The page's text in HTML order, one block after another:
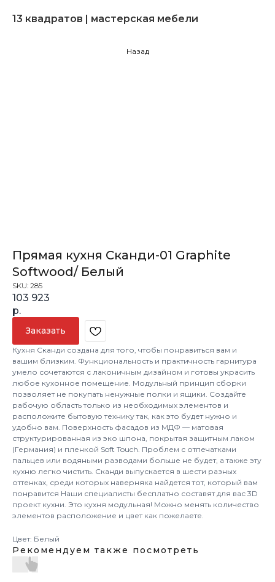
13 квадратов | мастерская мебели
Назад
Прямая кухня Сканди-01 Graphite
Softwood/ Белый
SKU: 285
103 923
р.
Заказать
Кухня Сканди создана для того, чтобы понравиться вам и
вашим близким. Функциональность и практичность гарнитура
умело сочетаются с лаконичным дизайном и готовы украсить
любое кухонное помещение. Модульный принцип сборки
позволяет не покупать ненужные полки и ящики. Создайте
рабочую область только из необходимых элементов и
расположите бытовую технику так, как это будет нужно и
удобно вам. Поверхность фасадов из МДФ — матовая
структурированная из эко шпона, покрытая защитным лаком
(Германия) и пленкой Soft Touch. Проблем с отпечатками
пальцев или водяными разводами больше не будет, а также эту
кухню легко чистить. Сканди выпускается в шести разных
оттенках, среди которых наверняка найдется тот, который вам
понравится Наши специалисты бесплатно составят для вас 3D
проект кухни. Это кухня модульная! Можно менять количество
элементов расположение и цвет как пожелаете.
Цвет: Белый
Рекомендуем также посмотреть